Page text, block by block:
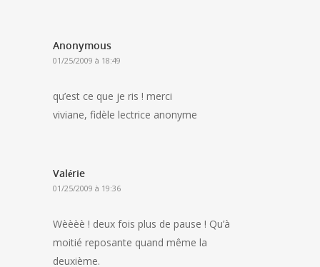
Anonymous
01/25/2009 à 18:49
qu’est ce que je ris ! merci
viviane, fidèle lectrice anonyme
Valérie
01/25/2009 à 19:36
Wèèèè ! deux fois plus de pause ! Qu’à
moitié reposante quand même la
deuxième.